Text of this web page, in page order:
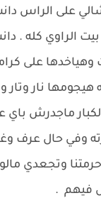
على الراس
الراوي كله .
على
نار وتار
ماجدرش باي
وفي حال
وتجعدي
فيهم .